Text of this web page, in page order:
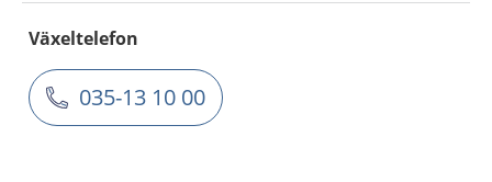
Växeltelefon
035-13 10 00